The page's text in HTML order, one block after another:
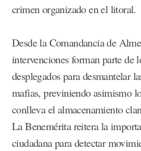
crimen organizado en el litoral.
Desde la Comandancia de
intervenciones forman parte de
desplegados para desmantelar
mafias, previniendo asimismo
conlleva el almacenamiento
La Benemérita reitera la
ciudadana para detectar